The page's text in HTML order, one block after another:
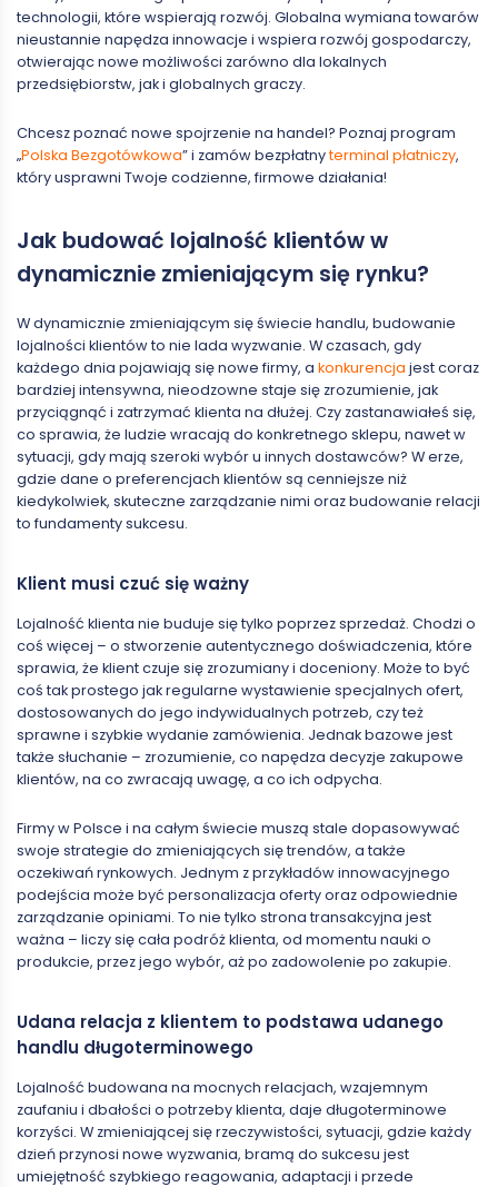
technologii, które wspierają rozwój. Globalna wymiana towarów
nieustannie napędza innowacje i wspiera rozwój gospodarczy,
otwierając nowe możliwości zarówno dla lokalnych
przedsiębiorstw, jak i globalnych graczy.
Chcesz poznać nowe spojrzenie na handel? Poznaj program
„Polska Bezgotówkowa” i zamów bezpłatnyterminal płatniczy,
który usprawni Twoje codzienne, firmowe działania!
Jak budować lojalność klientów w
dynamicznie zmieniającym się rynku?
W dynamicznie zmieniającym się świecie handlu, budowanie
lojalności klientów to nie lada wyzwanie. W czasach, gdy
każdego dnia pojawiają się nowe firmy, a konkurencja jest coraz
bardziej intensywna, nieodzowne staje się zrozumienie, jak
przyciągnąć i zatrzymać klienta na dłużej. Czy zastanawiałeś się,
co sprawia, że ludzie wracają do konkretnego sklepu, nawet w
sytuacji, gdy mają szeroki wybór u innych dostawców? W erze,
gdzie dane o preferencjach klientów są cenniejsze niż
kiedykolwiek, skuteczne zarządzanie nimi oraz budowanie relacji
to fundamenty sukcesu.
Klient musi czuć się ważny
Lojalność klienta nie buduje się tylko poprzez sprzedaż. Chodzi o
coś więcej – o stworzenie autentycznego doświadczenia, które
sprawia, że klient czuje się zrozumiany i doceniony. Może to być
coś tak prostego jak regularne wystawienie specjalnych ofert,
dostosowanych do jego indywidualnych potrzeb, czy też
sprawne i szybkie wydanie zamówienia. Jednak bazowe jest
także słuchanie – zrozumienie, co napędza decyzje zakupowe
klientów, na co zwracają uwagę, a co ich odpycha.
Firmy w Polsce i na całym świecie muszą stale dopasowywać
swoje strategie do zmieniających się trendów, a także
oczekiwań rynkowych. Jednym z przykładów innowacyjnego
podejścia może być personalizacja oferty oraz odpowiednie
zarządzanie opiniami. To nie tylko strona transakcyjna jest
ważna – liczy się cała podróż klienta, od momentu nauki o
produkcie, przez jego wybór, aż po zadowolenie po zakupie.
Udana relacja z klientem to podstawa udanego
handlu długoterminowego
Lojalność budowana na mocnych relacjach, wzajemnym
zaufaniu i dbałości o potrzeby klienta, daje długoterminowe
korzyści. W zmieniającej się rzeczywistości, sytuacji, gdzie każdy
dzień przynosi nowe wyzwania, bramą do sukcesu jest
umiejętność szybkiego reagowania, adaptacji i przede